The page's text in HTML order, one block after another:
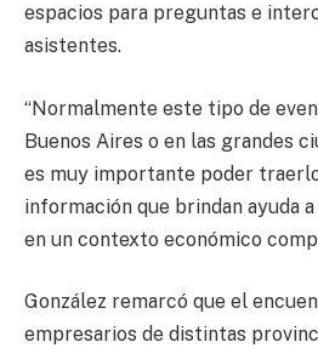
espacios para preguntas e
asistentes.
“Normalmente este tipo de
Buenos Aires o en las grandes
es muy importante poder
información que brindan ayuda
en un contexto económico
González remarcó que el
empresarios de distintas